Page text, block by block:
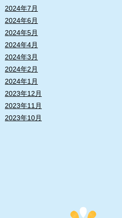
2024年7月
2024年6月
2024年5月
2024年4月
2024年3月
2024年2月
2024年1月
2023年12月
2023年11月
2023年10月